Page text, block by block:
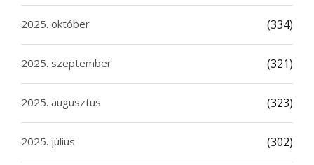
2025. október (334)
2025. szeptember (321)
2025. augusztus (323)
2025. július (302)